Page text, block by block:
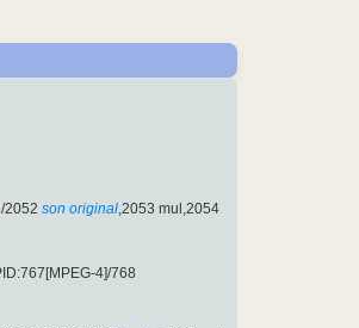
/2052 son original,2053 mul,2054
4]/768